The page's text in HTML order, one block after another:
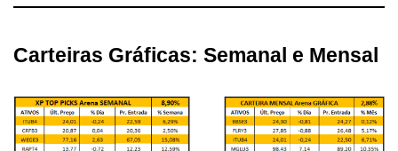
Carteiras Gráficas: Semanal e Mensal